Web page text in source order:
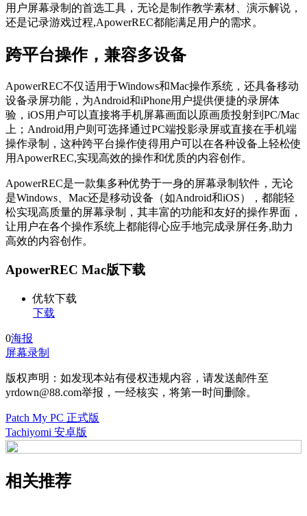
用户屏幕录制的首选工具，无论是制作教学素材、演示解说，
还是记录游戏过程,ApowerREC都能满足用户的需求。
跨平台操作，兼容多设备
ApowerREC不仅适用于Windows和Mac操作系统，还具备移动
设备录屏功能，为Android和iPhone用户提供便捷的录屏体
验，iOS用户可以直接将手机屏幕画面以原画质投射到PC/Mac
上；Android用户则可选择通过PC端投影录屏或直接在手机端
操作录制，这种跨平台操作使得用户可以在各种设备上轻松使
用ApowerREC,实现高效的操作和优质的内容创作。
ApowerREC是一款集多种优势于一身的屏幕录制软件，无论
是Windows、Mac还是移动设备（如Android和iOS），都能轻
松实现高质量的屏幕录制，其丰富的功能和友好的操作界面，
让用户在各个操作系统上都能得心应手地完成录屏任务,助力
高效的内容创作。
ApowerREC Mac版下载
优软下载
下载
0海报
屏幕录制
版权声明：如发现本站有侵权违规内容，请发送邮件至
yrdown@88.com举报，一经核实，将第一时间删除。
Patch My PC 正式版
Tachiyomi 安卓版
相关推荐